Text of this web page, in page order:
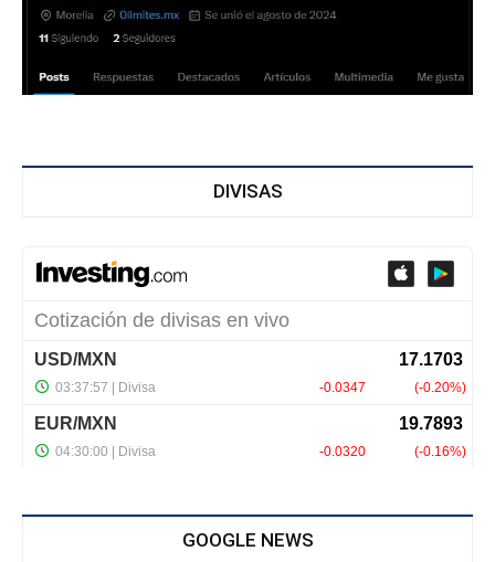
DIVISAS
GOOGLE NEWS